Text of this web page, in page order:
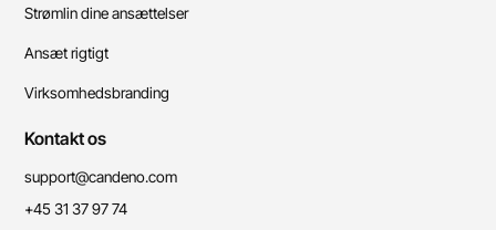
Strømlin dine ansættelser
Ansæt rigtigt
Virksomhedsbranding
Kontakt os
support@candeno.com
+45 31 37 97 74